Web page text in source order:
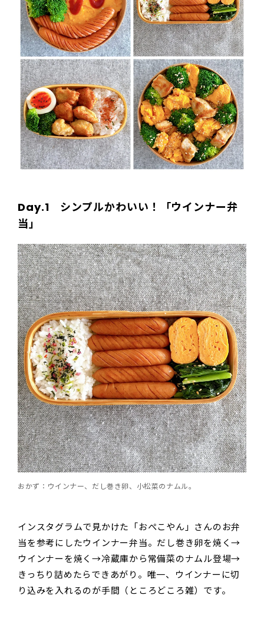
Day.1 シンプルかわいい ！「ウインナー弁
当」
おかず：ウインナー、だし巻き卵、小松菜のナムル。
インスタグラムで見かけた「おぺこやん」さんのお弁
当を参考にしたウインナー弁当。だし巻き卵を焼く→
ウインナーを焼く→冷蔵庫から常備菜のナムル登場→
きっちり詰めたらできあがり。唯一、ウインナーに切
り込みを入れるのが手間（ところどころ雑）です。